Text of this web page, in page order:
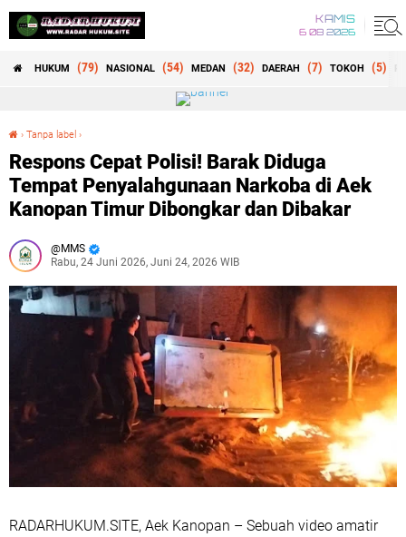
KAMIS
6 08 2026
HUKUM (79) NASIONAL (54) MEDAN (32) DAERAH (7) TOKOH (5)
› Tanpa label ›
Respons Cepat Polisi! Barak Diduga
Tempat Penyalahgunaan Narkoba di Aek
Kanopan Timur Dibongkar dan Dibakar
MMS
Rabu, 24 Juni 2026, Juni 24, 2026 WIB
RADARHUKUM.SITE, Aek Kanopan – Sebuah video amatir